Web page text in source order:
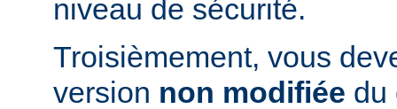
niveau de sécurité.
Troisièmement, vous
version non modifiée du